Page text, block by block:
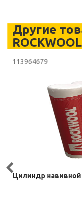
Другие
ROCKWOOL
113964679
Цилиндр навивной